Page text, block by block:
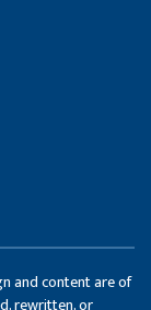
and content are of